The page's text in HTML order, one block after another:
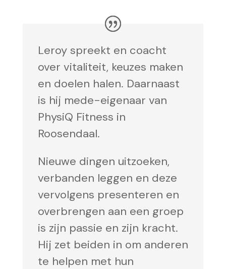
Leroy spreekt en coacht
over vitaliteit, keuzes maken
en doelen halen. Daarnaast
is hij mede-eigenaar van
PhysiQ Fitness in
Roosendaal.
Nieuwe dingen uitzoeken,
verbanden leggen en deze
vervolgens presenteren en
overbrengen aan een groep
is zijn passie en zijn kracht.
Hij zet beiden in om anderen
te helpen met hun